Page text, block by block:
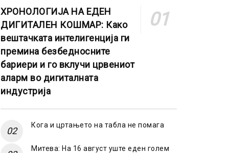
ХРОНОЛОГИЈА НА ЕДЕН
ДИГИТАЛЕН КОШМАР: Како
вештачката интелигенција ги
премина безбедносните
бариери и го вклучи црвениот
аларм во дигиталната
индустрија
Кога и цртањето на табла не помага
Митева: На 16 август уште еден голем